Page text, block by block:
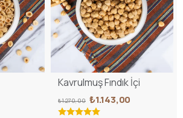
Kavrulmuş Fındık İçi
₺1.270,00 ₺1.143,00